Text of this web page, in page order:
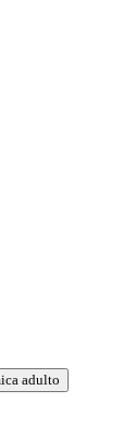
adulto